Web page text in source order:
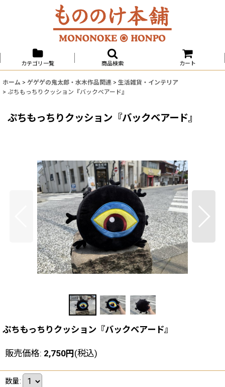
カテゴリ一覧 商品検索 カート
ホーム > ゲゲゲの鬼太郎・水木作品関連 > 生活雑貨・インテリア
> ぷちもっちりクッション『バックベアード』
ぷちもっちりクッション『バックベアード』
ぷちもっちりクッション『バックベアード』
販売価格: 2,750円(税込)
数量: